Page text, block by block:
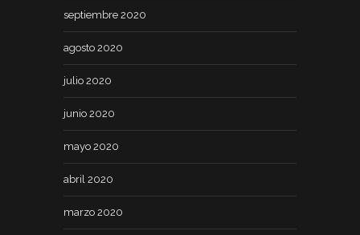
septiembre 2020
agosto 2020
julio 2020
junio 2020
mayo 2020
abril 2020
marzo 2020